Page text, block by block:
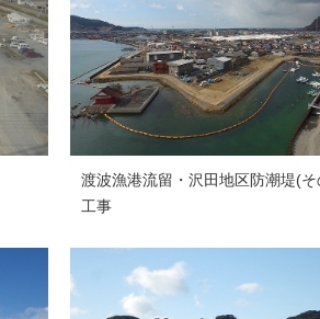
渡波漁港流留・沢田地区防潮堤(
工事